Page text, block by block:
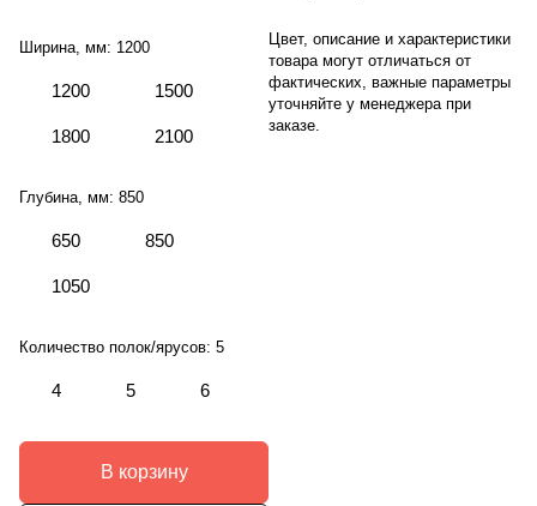
Ширина, мм: 1200
1200 1500
1800 2100
Глубина, мм: 850
650 850
1050
Количество полок/ярусов: 5
4 5 6
В корзину
Цвет, описание и характеристики
товара могут отличаться от
фактических, важные параметры
уточняйте у менеджера при
заказе.